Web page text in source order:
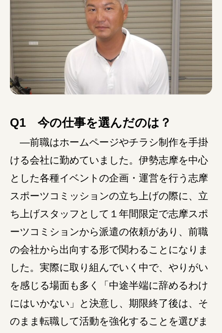
みえの就職情報関連サイト
美し国みえ 移住ポータルサイト
みえの企業まるわかりNAVI
みえの仕事マッチングサイト
三重県版職業ポータルサイト
マイチャレ三重
シルバー人材の就労支援
障がい者の就労支援
Q1 今の仕事を選んだのは？
―前職はホームページやチラシ制作を手掛
ける会社に勤めていました。伊勢志摩を中心
とした各種イベントの企画・運営を行う志摩
スポーツコミッションの立ち上げの際に、立
ち上げスタッフとして１年間限定で志摩スポ
ーツコミションから派遣の依頼があり、前職
の会社から出向する形で関わることになりま
した。実際に取り組んでいく中で、やりがい
を感じる場面も多く「中途半端に辞めるわけ
にはいかない」と決意し、期限終了後は、そ
のまま転職して活動を強化することを選びま